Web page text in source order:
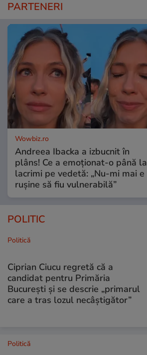
PARTENERI
Wowbiz.ro
Andreea Ibacka a izbucnit în
plâns! Ce a emoționat-o până la
lacrimi pe vedetă: „Nu-mi mai e
rușine să fiu vulnerabilă”
POLITIC
Politică
Ciprian Ciucu regretă că a
candidat pentru Primăria
București și se descrie „primarul
care a tras lozul necâștigător”
Politică